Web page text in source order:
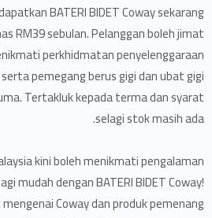
BATERI BIDET Coway sekarang
RM39 sebulan. Pelanggan boleh jimat
perkhidmatan penyelenggaraan
pemegang berus gigi dan ubat gigi
Tertakluk kepada terma dan syarat
selagi stok masih ada.
kini boleh menikmati pengalaman
mudah dengan BATERI BIDET Coway!
Coway dan produk pemenang